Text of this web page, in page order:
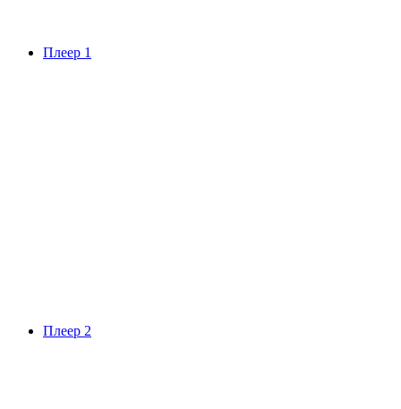
Плеер 1
Плеер 2